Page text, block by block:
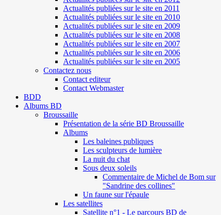
Actualités publiées sur le site en 2011
Actualités publiées sur le site en 2010
Actualités publiées sur le site en 2009
Actualités publiées sur le site en 2008
Actualités publiées sur le site en 2007
Actualités publiées sur le site en 2006
Actualités publiées sur le site en 2005
Contactez nous
Contact editeur
Contact Webmaster
BDD
Albums BD
Broussaille
Présentation de la série BD Broussaille
Albums
Les baleines publiques
Les sculpteurs de lumière
La nuit du chat
Sous deux soleils
Commentaire de Michel de Bom sur
"Sandrine des collines"
Un faune sur l'épaule
Les satellites
Satellite n°1 - Le parcours BD de